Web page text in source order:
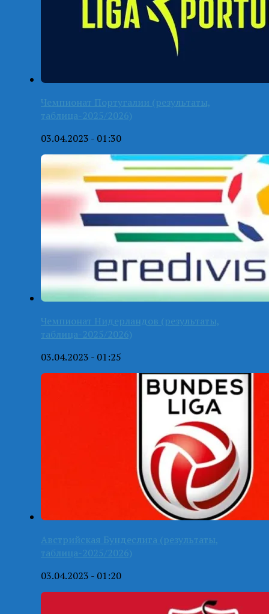
Чемпионат Португалии (результаты,
таблица-2025/2026)
03.04.2023 - 01:30
Чемпионат Нидерландов (результаты,
таблица-2025/2026)
03.04.2023 - 01:25
Австрийская Бундеслига (результаты,
таблица-2025/2026)
03.04.2023 - 01:20